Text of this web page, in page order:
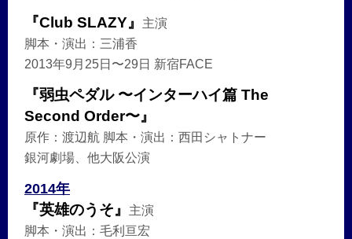
『Club SLAZY』
主演
脚本・演出：三浦香
2013年9月25日〜29日 新宿FACE
『弱虫ペダル 〜インターハイ篇 The
Second Order〜』
原作：渡辺航 脚本・演出：西田シャトナー
銀河劇場、他大阪公演
2014年
『英雄のうそ』
主演
脚本・演出：毛利亘宏